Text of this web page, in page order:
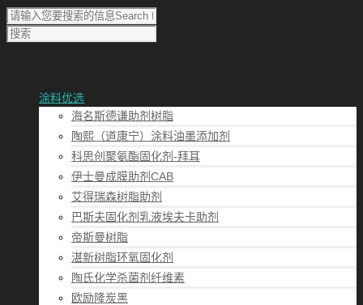
涂料优选
海名斯德谦助剂树脂
陶熙（道康宁）涂料油墨添加剂
科思创聚氨酯固化剂-拜耳
伊士曼成膜助剂CAB
艾得瑞森树脂助剂
巴斯夫固化剂乳液埃夫卡助剂
帝斯曼树脂
湛新树脂环氧固化剂
陶氏化学杀菌剂纤维素
欧励隆炭黑